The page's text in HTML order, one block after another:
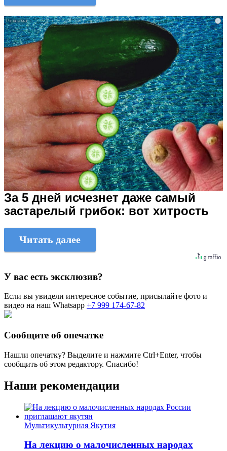
i
За 5 дней исчезнет даже самый
застарелый грибок: вот хитрость
Читать далее
У вас есть эксклюзив?
Если вы увидели интересное событие, присылайте фото и
видео на наш Whatsapp +7 999 174-67-82
Сообщите об опечатке
Нашли опечатку? Выделите и нажмите Ctrl+Enter, чтобы
сообщить об этом редактору. Спасибо!
Наши рекомендации
Мультикультурная Якутия
На лекцию о малочисленных народах